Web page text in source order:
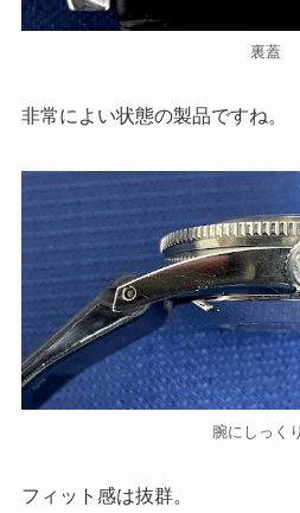
裏蓋
非常によい状態の製品ですね。
腕にしっく
フィット感は抜群。